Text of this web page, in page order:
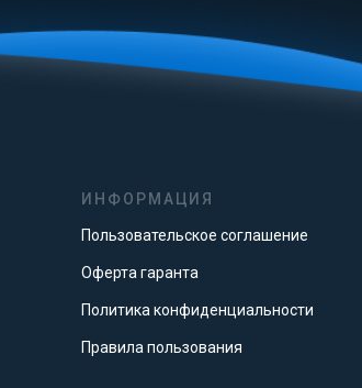
ИНФОРМАЦИЯ
Пользовательское соглашение
Оферта гаранта
Политика конфиденциальности
Правила пользования